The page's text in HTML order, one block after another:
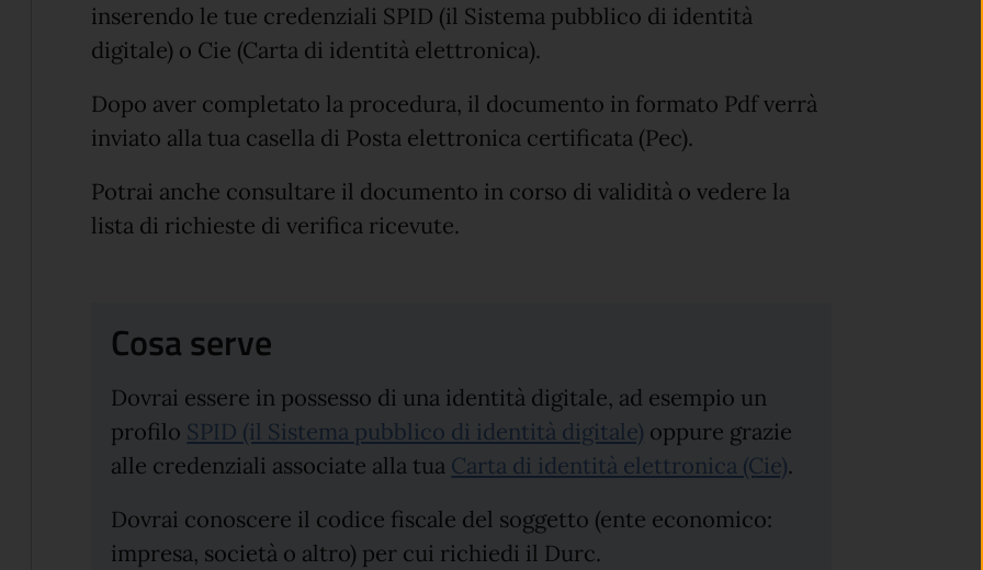
inserendo le tue credenziali SPID (il Sistema pubblico di identità
digitale) o Cie (Carta di identità elettronica).
Dopo aver completato la procedura, il documento in formato Pdf verrà
inviato alla tua casella di Posta elettronica certificata (Pec).
Potrai anche consultare il documento in corso di validità o vedere la
lista di richieste di verifica ricevute.
Cosa serve
Dovrai essere in possesso di una identità digitale, ad esempio un
profilo SPID (il Sistema pubblico di identità digitale) (apre in un'altra scheda).
oppure grazie
alle credenziali associate alla tua Carta di identità elettronica (Cie)(apre in un'altra
.
Dovrai conoscere il codice fiscale del soggetto (ente economico:
impresa, società o altro) per cui richiedi il Durc.